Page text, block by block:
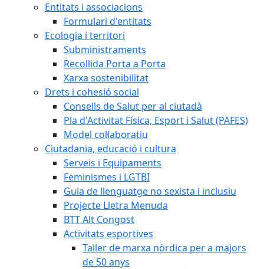
Entitats i associacions
Formulari d'entitats
Ecologia i territori
Subministraments
Recollida Porta a Porta
Xarxa sostenibilitat
Drets i cohesió social
Consells de Salut per al ciutadà
Pla d'Activitat Física, Esport i Salut (PAFES)
Model col·laboratiu
Ciutadania, educació i cultura
Serveis i Equipaments
Feminismes i LGTBI
Guia de llenguatge no sexista i inclusiu
Projecte Lletra Menuda
BTT Alt Congost
Activitats esportives
Taller de marxa nòrdica per a majors
de 50 anys